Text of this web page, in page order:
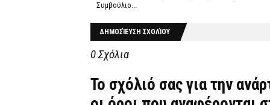
Συμβούλιο...
ΔΗΜΟΣΊΕΥΣΗ ΣΧΟΛΊΟΥ
0 Σχόλια
Το σχόλιό σας για την